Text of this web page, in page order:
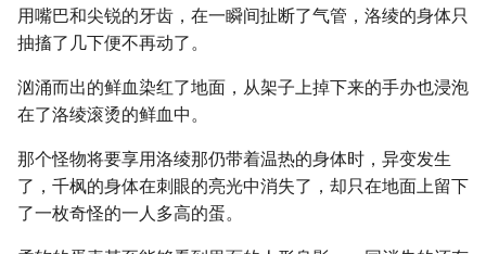
用嘴巴和尖锐的牙齿，在一瞬间扯断了气管，洛绫的身体只
抽搐了几下便不再动了。
汹涌而出的鲜血染红了地面，从架子上掉下来的手办也浸泡
在了洛绫滚烫的鲜血中。
那个怪物将要享用洛绫那仍带着温热的身体时，异变发生
了，千枫的身体在刺眼的亮光中消失了，却只在地面上留下
了一枚奇怪的一人多高的蛋。